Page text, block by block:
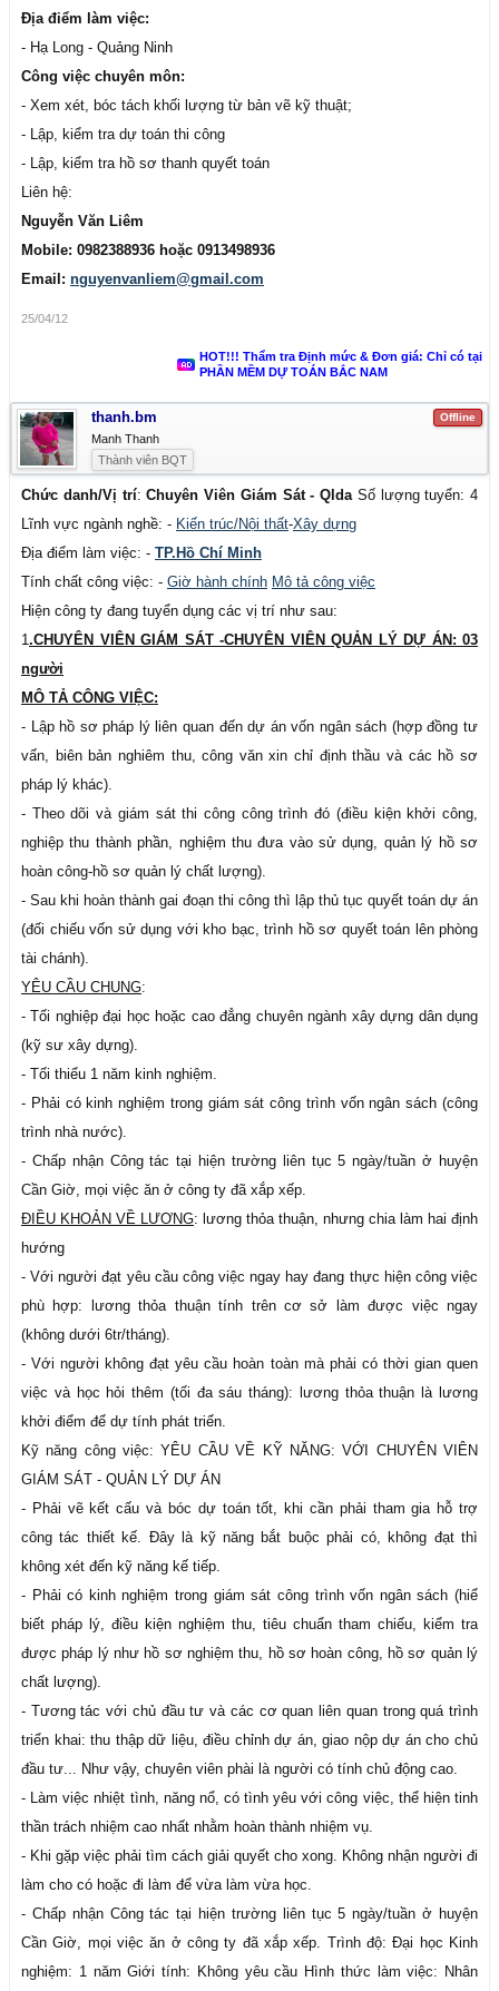
Địa điểm làm việc:
- Hạ Long - Quảng Ninh
Công việc chuyên môn:
- Xem xét, bóc tách khối lượng từ bản vẽ kỹ thuật;
- Lập, kiểm tra dự toán thi công
- Lập, kiểm tra hồ sơ thanh quyết toán
Liên hệ:
Nguyễn Văn Liêm
Mobile: 0982388936 hoặc 0913498936
Email: nguyenvanliem@gmail.com
25/04/12
HOT!!! Thẩm tra Định mức & Đơn giá: Chỉ có tại
PHẦN MỀM DỰ TOÁN BẮC NAM
Offline
thanh.bm
Manh Thanh
Thành viên BQT
Chức danh/Vị trí:Chuyên Viên Giám Sát - QldaSố lượng tuyển: 4
Lĩnh vực ngành nghề: - Kiến trúc/Nội thất-Xây dựng
Địa điểm làm việc: - TP.Hồ Chí Minh
Tính chất công việc: - Giờ hành chính Mô tả công việc
Hiện công ty đang tuyển dụng các vị trí như sau:
1.CHUYÊN VIÊN GIÁM SÁT -CHUYÊN VIÊN QUẢN LÝ DỰ ÁN: 03
người
MÔ TẢ CÔNG VIỆC:
- Lập hồ sơ pháp lý liên quan đến dự án vốn ngân sách (hợp đồng tư
vấn, biên bản nghiêm thu, công văn xin chỉ định thầu và các hồ sơ
pháp lý khác).
- Theo dõi và giám sát thi công công trình đó (điều kiện khởi công,
nghiệp thu thành phần, nghiệm thu đưa vào sử dụng, quản lý hồ sơ
hoàn công-hồ sơ quản lý chất lượng).
- Sau khi hoàn thành gai đoạn thi công thì lập thủ tục quyết toán dự án
(đối chiếu vốn sử dụng với kho bạc, trình hồ sơ quyết toán lên phòng
tài chánh).
YÊU CẦU CHUNG:
- Tối nghiệp đại học hoặc cao đẳng chuyên ngành xây dựng dân dụng
(kỹ sư xây dựng).
- Tối thiểu 1 năm kinh nghiệm.
- Phải có kinh nghiệm trong giám sát công trình vốn ngân sách (công
trình nhà nước).
- Chấp nhận Công tác tại hiện trường liên tục 5 ngày/tuần ở huyện
Cần Giờ, mọi việc ăn ở công ty đã xắp xếp.
ĐIỀU KHOẢN VỀ LƯƠNG: lương thỏa thuận, nhưng chia làm hai định
hướng
- Với người đạt yêu cầu công việc ngay hay đang thực hiện công việc
phù hợp: lương thỏa thuận tính trên cơ sở làm được việc ngay
(không dưới 6tr/tháng).
- Với người không đạt yêu cầu hoàn toàn mà phải có thời gian quen
việc và học hỏi thêm (tối đa sáu tháng): lương thỏa thuận là lương
khởi điểm để dự tính phát triển.
Kỹ năng công việc: YÊU CẦU VỀ KỸ NĂNG: VỚI CHUYÊN VIÊN
GIÁM SÁT - QUẢN LÝ DỰ ÁN
- Phải vẽ kết cấu và bóc dự toán tốt, khi cần phải tham gia hỗ trợ
công tác thiết kế. Đây là kỹ năng bắt buộc phải có, không đạt thì
không xét đến kỹ năng kế tiếp.
- Phải có kinh nghiệm trong giám sát công trình vốn ngân sách (hiể
biết pháp lý, điều kiện nghiệm thu, tiêu chuẩn tham chiếu, kiểm tra
được pháp lý như hồ sơ nghiệm thu, hồ sơ hoàn công, hồ sơ quản lý
chất lượng).
- Tương tác với chủ đầu tư và các cơ quan liên quan trong quá trình
triển khai: thu thập dữ liệu, điều chỉnh dự án, giao nộp dự án cho chủ
đầu tư... Như vậy, chuyên viên phài là người có tính chủ động cao.
- Làm việc nhiệt tình, năng nổ, có tình yêu với công việc, thể hiện tinh
thần trách nhiệm cao nhất nhằm hoàn thành nhiệm vụ.
- Khi gặp việc phải tìm cách giải quyết cho xong. Không nhận người đi
làm cho có hoặc đi làm để vừa làm vừa học.
- Chấp nhận Công tác tại hiện trường liên tục 5 ngày/tuần ở huyện
Cần Giờ, mọi việc ăn ở công ty đã xắp xếp. Trình độ: Đại học Kinh
nghiệm: 1 năm Giới tính: Không yêu cầu Hình thức làm việc: Nhân